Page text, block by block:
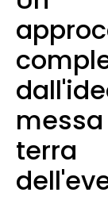
messa
terra